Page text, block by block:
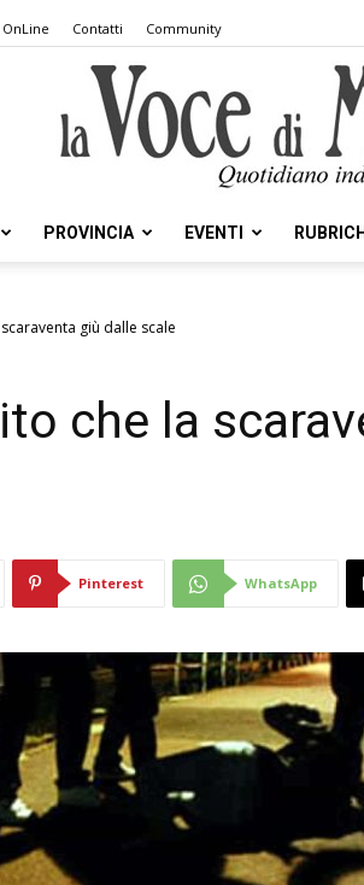
Contatti Community
PROVINCIA EVENTI
giù dalle scale
che la
Pinterest WhatsApp